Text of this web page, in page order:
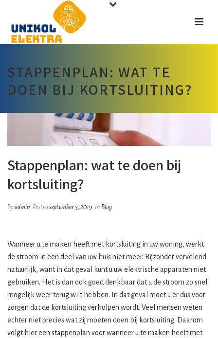
STAPPENPLAN: WAT TE
DOEN BIJ KORTSLUITING?
Stappenplan: wat te doen bij
kortsluiting?
Byadmin Postedseptember 3, 2019 In Blog
Wanneer u te maken heeft met kortsluiting in uw woning, werkt
de stroom in een deel van uw huis niet meer. Bijzonder vervelend
natuurlijk, want in dat geval kunt u uw elektrische apparaten niet
gebruiken. Het is dan ook goed denkbaar dat u de stroom zo snel
mogelijk weer terug wilt hebben. In dat geval moet u er dus voor
zorgen dat de kortsluiting verholpen wordt. Veel mensen weten
echter niet precies wat zij moeten doen bij kortsluiting. Daarom
volgt hier een stappenplan voor wanneer u te maken heeft met